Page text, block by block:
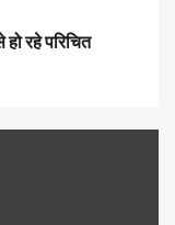
रहे परिचित